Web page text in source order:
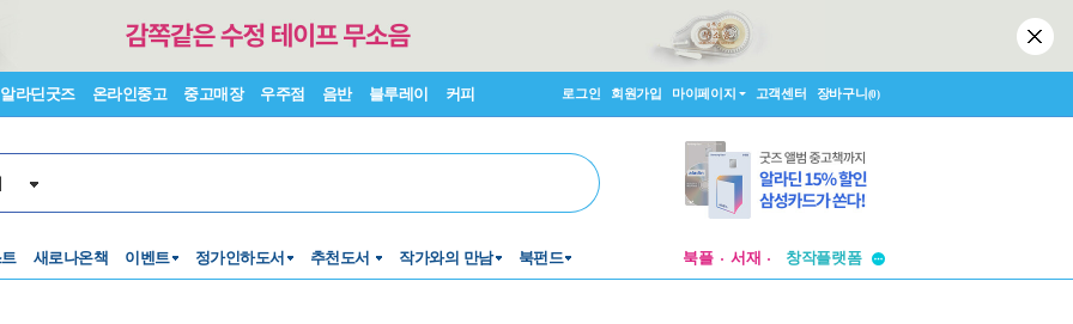
알라딘굿즈 온라인중고 중고매장 우주점 음반 블루레이 커피 로그인 회원가입 마이페이지 고객센터 장바구니(0)
새로나온책 이벤트 정가인하도서 추천도서 작가와의 만남 북펀드 북플 서재
창작플랫폼